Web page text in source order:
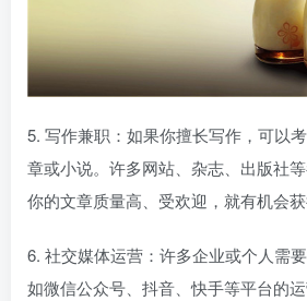
5. 写作兼职：如果你擅长写作，可以
章或小说。许多网站、杂志、出版社
你的文章质量高、受欢迎，就有机会获
6. 社交媒体运营：许多企业或个人需
如微信公众号、抖音、快手等平台的